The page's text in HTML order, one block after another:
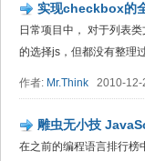
实现checkbox的
日常项目中， 对于列表
的选择js，但都没有整理
作者: Mr.Think 2010-12-
雕虫无小技
在之前的编程语言排行榜